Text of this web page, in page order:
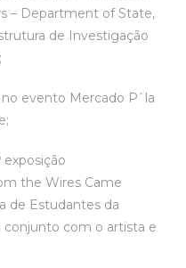
– Department of State,
de Investigação
evento Mercado P`la
exposição
the Wires Came
de Estudantes da
conjunto com o artista e